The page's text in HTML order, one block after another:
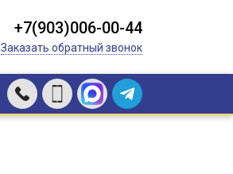
+7(903)006-00-44
Заказать обратный звонок